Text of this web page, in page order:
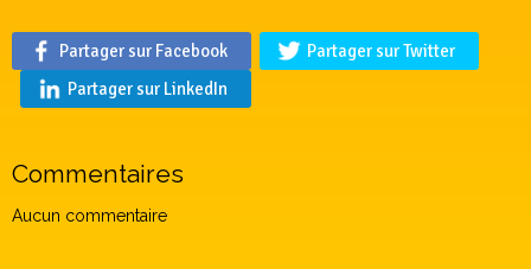
Partager sur Facebook
Partager sur Twitter
Partager sur LinkedIn
Commentaires
Aucun commentaire